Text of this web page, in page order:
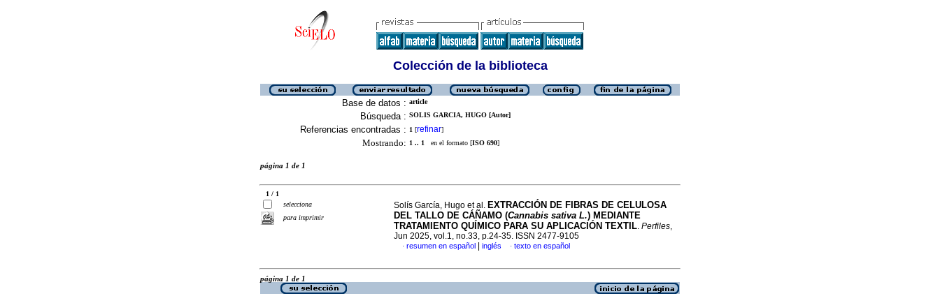
Colección de la biblioteca
Base de datos : article
Búsqueda : SOLIS GARCIA, HUGO [Autor]
Referencias encontradas : 1 [refinar]
Mostrando: 1 .. 1 en el formato [ISO 690]
página 1 de 1
1 / 1
selecciona
para imprimir
Solís García, Hugo et al. EXTRACCIÓN DE FIBRAS DE CELULOSA
DEL TALLO DE CÁÑAMO (Cannabis sativa L.) MEDIANTE
TRATAMIENTO QUÍMICO PARA SU APLICACIÓN TEXTIL. Perfiles,
Jun 2025, vol.1, no.33, p.24-35. ISSN 2477-9105
· resumen en español inglés · texto en español
página 1 de 1